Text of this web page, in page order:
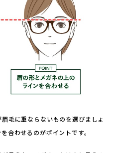
毛に重ならないものを選びましょ
合わせるのがポイントです。